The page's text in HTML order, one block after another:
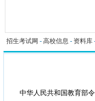
招生考试网 - 高校信息 - 资料库
中华人民共和国教育部